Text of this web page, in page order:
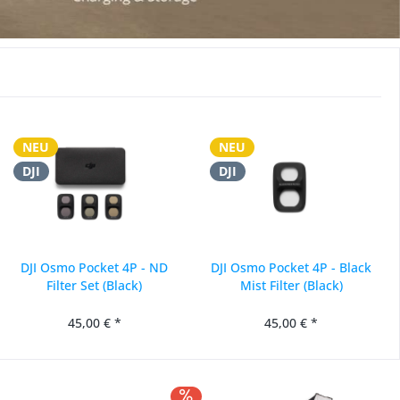
NEU
DJI
DJI Osmo Pocket 4P - ND
Filter Set (Black)
45,00 € *
NEU
DJI
DJI Osmo Pocket 4P - Black
Mist Filter (Black)
45,00 € *